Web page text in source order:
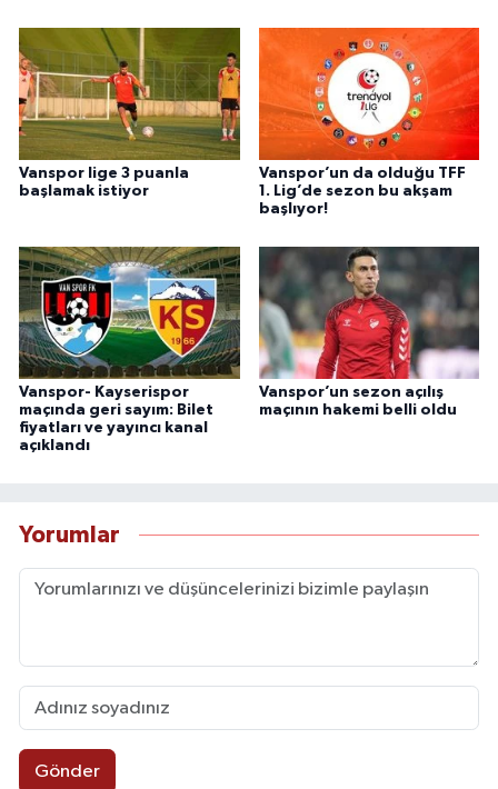
Vanspor lige 3 puanla
başlamak istiyor
Vanspor’un da olduğu TFF
1. Lig’de sezon bu akşam
başlıyor!
Vanspor- Kayserispor
maçında geri sayım: Bilet
fiyatları ve yayıncı kanal
açıklandı
Vanspor’un sezon açılış
maçının hakemi belli oldu
Yorumlar
Gönder